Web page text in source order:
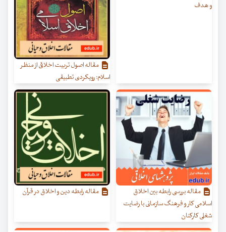
و هدف
مقاله اصول تربیت اخلاقی از منظر
اسلام: رویکردی تطبیقی
مقاله بررسی رابطه بین اخلاق
اسلامی کار و فرهنگ سازمانی با رضایت
شغلی کارکنان
مقاله رابطه دین و اخلاق در قرآن